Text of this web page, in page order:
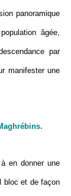
panoramique
âgée,
par
manifester une
en donner une
bloc et de façon